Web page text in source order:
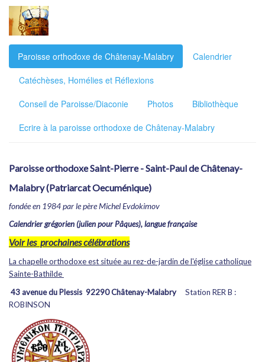
Paroisse orthodoxe de Châtenay-Malabry
Calendrier
Catéchèses, Homélies et Réflexions
Conseil de Paroisse/Diaconie
Photos
Bibliothèque
Ecrire à la paroisse orthodoxe de Châtenay-Malabry
Paroisse orthodoxe Saint-Pierre - Saint-Paul de Châtenay-
Malabry (Patriarcat Oecuménique)
fondée en 1984 par le père Michel Evdokimov
Calendrier grégorien (julien pour Pâques), langue française
Voir les prochaines célébrations
La chapelle orthodoxe est située au rez-de-jardin de l'église catholique
Sainte-Bathilde
43 avenue du Plessis 92290 Châtenay-Malabry
Station RER B :
ROBINSON